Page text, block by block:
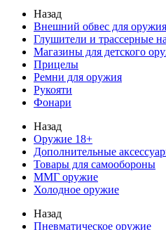
Назад
Внешний обвес для оружия
Глушители и трассерные
Магазины для детского
Прицелы
Ремни для оружия
Рукояти
Фонари
Назад
Оружие 18+
Дополнительные
Товары для самообороны
ММГ оружие
Холодное оружие
Назад
Пневматическое оружие